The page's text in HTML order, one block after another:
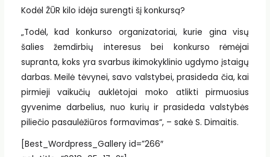
Kodėl ŽŪR kilo idėja surengti šį konkursą?
„Todėl, kad konkurso organizatoriai, kurie gina visų
šalies žemdirbių interesus bei konkurso rėmėjai
supranta, koks yra svarbus ikimokyklinio ugdymo įstaigų
darbas. Meilė tėvynei, savo valstybei, prasideda čia, kai
pirmieji vaikučių auklėtojai moko atlikti pirmuosius
gyvenime darbelius, nuo kurių ir prasideda valstybės
piliečio pasaulėžiūros formavimas“, – sakė S. Dimaitis.
[Best_Wordpress_Gallery id=”266″